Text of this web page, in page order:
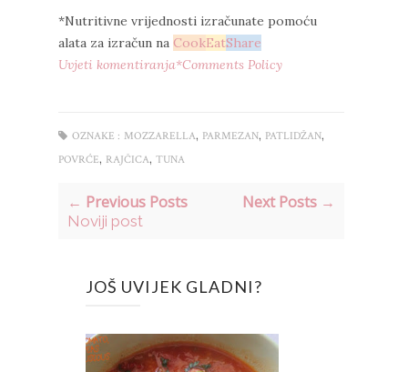
*Nutritivne vrijednosti izračunate pomoću
alata za izračun na CookEatShare
Uvjeti komentiranja*Comments Policy
OZNAKE : MOZZARELLA, PARMEZAN, PATLIDŽAN,
POVRĆE, RAJČICA, TUNA
← Previous Posts
Noviji post
Next Posts →
JOŠ UVIJEK GLADNI?